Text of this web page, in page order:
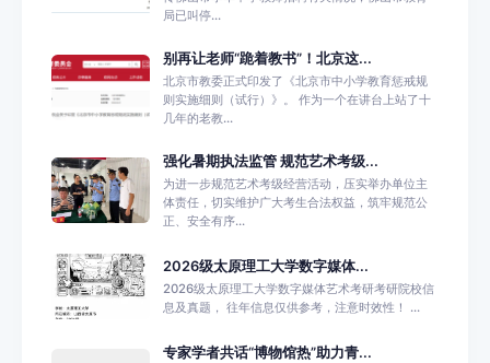
局已叫停...
别再让老师“跪着教书”！北京这...
北京市教委正式印发了《北京市中小学教育惩戒规
则实施细则（试行）》。 作为一个在讲台上站了十
几年的老教...
强化暑期执法监管 规范艺术考级...
为进一步规范艺术考级经营活动，压实举办单位主
体责任，切实维护广大考生合法权益，筑牢规范公
正、安全有序...
2026级太原理工大学数字媒体...
2026级太原理工大学数字媒体艺术考研考研院校信
息及真题， 往年信息仅供参考，注意时效性！ ...
专家学者共话“博物馆热”助力青...